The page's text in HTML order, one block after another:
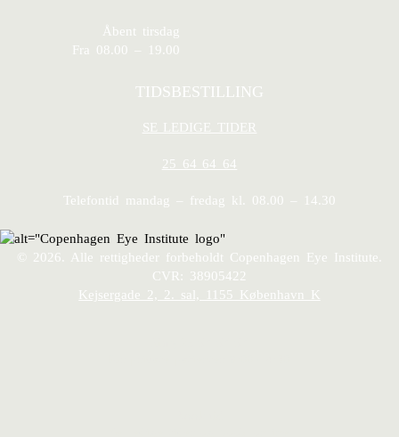
Åbent tirsdag
Fra 08.00 – 19.00
TIDSBESTILLING
SE LEDIGE TIDER
25 64 64 64
Telefontid mandag – fredag kl. 08.00 – 14.30
© 2026. Alle rettigheder forbeholdt Copenhagen Eye Institute.
CVR: 38905422
Kejsergade 2, 2. sal, 1155 København K